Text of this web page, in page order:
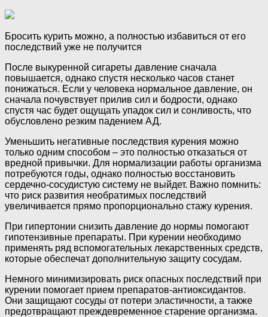
Бросить курить можно, а полностью избавиться от его
последствий уже не получится
После выкуренной сигареты давление сначала
повышается, однако спустя несколько часов станет
понижаться. Если у человека нормальное давление, он
сначала почувствует прилив сил и бодрости, однако
спустя час будет ощущать упадок сил и сонливость, что
обусловлено резким падением АД.
Уменьшить негативные последствия курения можно
только одним способом – это полностью отказаться от
вредной привычки. Для нормализации работы организма
потребуются годы, однако полностью восстановить
сердечно-сосудистую систему не выйдет. Важно помнить:
что риск развития необратимых последствий
увеличивается прямо пропорционально стажу курения.
При гипертонии снизить давление до нормы помогают
гипотензивные препараты. При курении необходимо
применять ряд вспомогательных лекарственных средств,
которые обеспечат дополнительную защиту сосудам.
Немного минимизировать риск опасных последствий при
курении помогает прием препаратов-антиоксидантов.
Они защищают сосуды от потери эластичности, а также
предотвращают преждевременное старение организма.